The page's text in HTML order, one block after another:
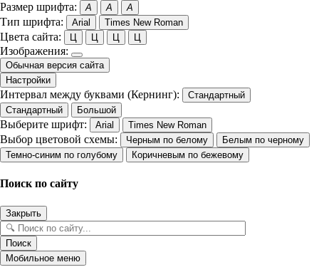
Размер шрифта: A A A
Тип шрифта: Arial Times New Roman
Цвета сайта: Ц Ц Ц Ц
Изображения:
Обычная версия сайта
Настройки
Интервал между буквами (Кернинг):
Стандартный
Стандартный
Большой
Выберите шрифт: Arial Times New Roman
Выбор цветовой схемы: Черным по белому
Белым по черному
Темно-синим по голубому
Коричневым по бежевому
Поиск по сайту
Закрыть
Поиск
Мобильное меню